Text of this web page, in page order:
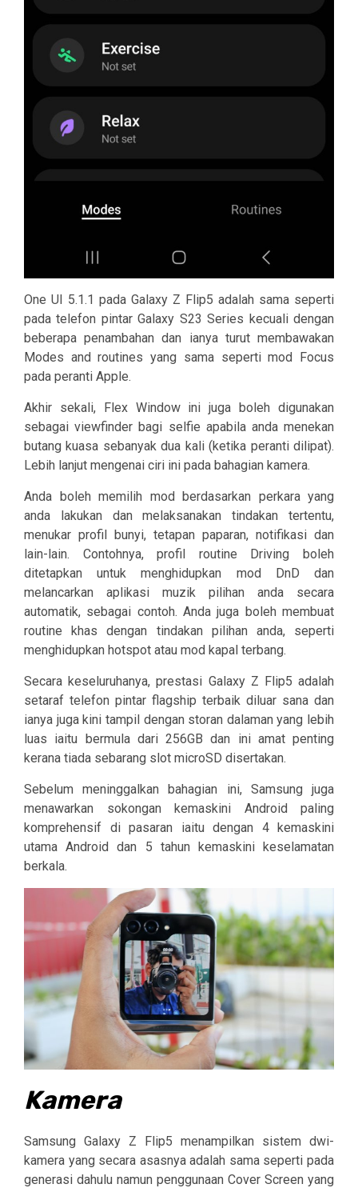
One UI 5.1.1 pada Galaxy Z Flip5 adalah sama seperti
pada telefon pintar Galaxy S23 Series kecuali dengan
beberapa penambahan dan ianya turut membawakan
Modes and routines yang sama seperti mod Focus
pada peranti Apple.
Akhir sekali, Flex Window ini juga boleh digunakan
sebagai viewfinder bagi selfie apabila anda menekan
butang kuasa sebanyak dua kali (ketika peranti dilipat).
Lebih lanjut mengenai ciri ini pada bahagian kamera.
Anda boleh memilih mod berdasarkan perkara yang
anda lakukan dan melaksanakan tindakan tertentu,
menukar profil bunyi, tetapan paparan, notifikasi dan
lain-lain. Contohnya, profil routine Driving boleh
ditetapkan untuk menghidupkan mod DnD dan
melancarkan aplikasi muzik pilihan anda secara
automatik, sebagai contoh. Anda juga boleh membuat
routine khas dengan tindakan pilihan anda, seperti
menghidupkan hotspot atau mod kapal terbang.
Secara keseluruhanya, prestasi Galaxy Z Flip5 adalah
setaraf telefon pintar flagship terbaik diluar sana dan
ianya juga kini tampil dengan storan dalaman yang lebih
luas iaitu bermula dari 256GB dan ini amat penting
kerana tiada sebarang slot microSD disertakan.
Sebelum meninggalkan bahagian ini, Samsung juga
menawarkan sokongan kemaskini Android paling
komprehensif di pasaran iaitu dengan 4 kemaskini
utama Android dan 5 tahun kemaskini keselamatan
berkala.
Kamera
Samsung Galaxy Z Flip5 menampilkan sistem dwi-
kamera yang secara asasnya adalah sama seperti pada
generasi dahulu namun penggunaan Cover Screen yang